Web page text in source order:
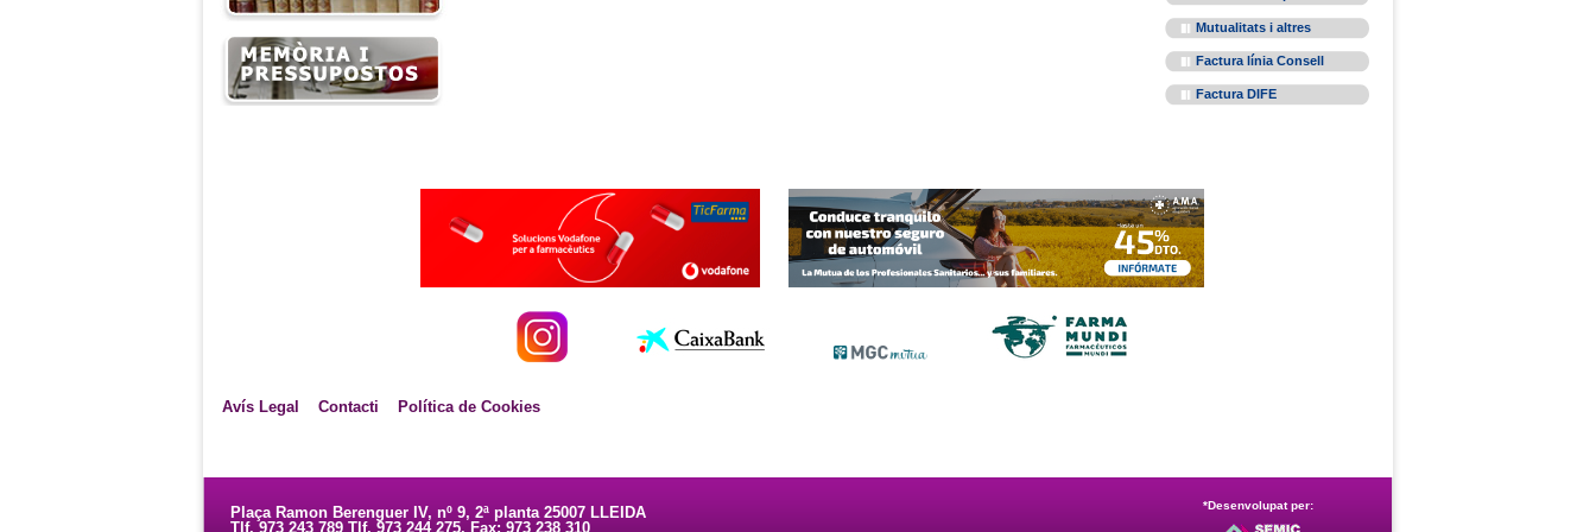
Mutualitats i altres
Factura línia Consell
Factura DIFE
Avís Legal Contacti Política de Cookies
Plaça Ramon Berenguer IV, nº 9, 2ª planta 25007 LLEIDA
Tlf. 973 243 789 Tlf. 973 244 275. Fax: 973 238 310
*Desenvolupat per: